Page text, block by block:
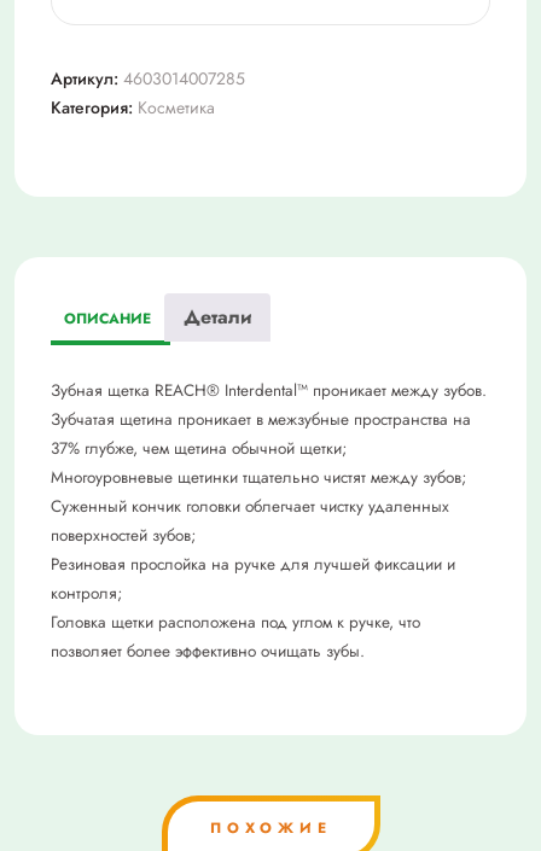
Артикул: 4603014007285
Категория: Косметика
ОПИСАНИЕ Детали
Зубная щетка REACH® Interdental™ проникает между зубов.
Зубчатая щетина проникает в межзубные пространства на
37% глубже, чем щетина обычной щетки;
Многоуровневые щетинки тщательно чистят между зубов;
Суженный кончик головки облегчает чистку удаленных
поверхностей зубов;
Резиновая прослойка на ручке для лучшей фиксации и
контроля;
Головка щетки расположена под углом к ручке, что
позволяет более эффективно очищать зубы.
ПОХОЖИЕ